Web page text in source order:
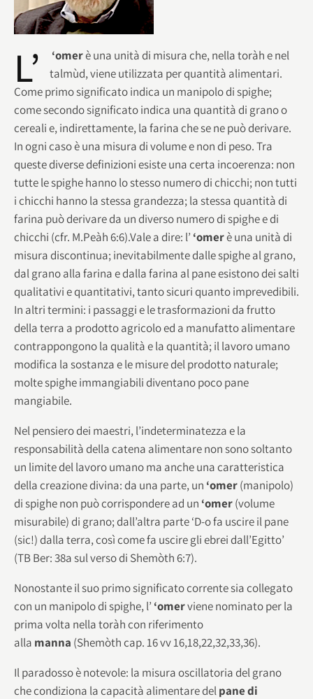
L’ ‘omerè una unità di misura che, nella toràh e nel
talmùd, viene utilizzata per quantità alimentari.
Come primo significato indica un manipolo di spighe;
come secondo significato indica una quantità di grano o
cereali e, indirettamente, la farina che se ne può derivare.
In ogni caso è una misura di volume e non di peso. Tra
queste diverse definizioni esiste una certa incoerenza: non
tutte le spighe hanno lo stesso numero di chicchi; non tutti
i chicchi hanno la stessa grandezza; la stessa quantità di
farina può derivare da un diverso numero di spighe e di
chicchi (cfr. M.Peàh 6:6).Vale a dire: l’ ‘omerè una unità di
misura discontinua; inevitabilmente dalle spighe al grano,
dal grano alla farina e dalla farina al pane esistono dei salti
qualitativi e quantitativi, tanto sicuri quanto imprevedibili.
In altri termini: i passaggi e le trasformazioni da frutto
della terra a prodotto agricolo ed a manufatto alimentare
contrappongono la qualità e la quantità; il lavoro umano
modifica la sostanza e le misure del prodotto naturale;
molte spighe immangiabili diventano poco pane
mangiabile.
Nel pensiero dei maestri, l’indeterminatezza e la
responsabilità della catena alimentare non sono soltanto
un limite del lavoro umano ma anche una caratteristica
della creazione divina: da una parte, un ‘omer(manipolo)
di spighe non può corrispondere ad un ‘omer(volume
misurabile) di grano; dall’altra parte ‘D-o fa uscire il pane
(sic!) dalla terra, così come fa uscire gli ebrei dall’Egitto’
(TB Ber: 38a sul verso di Shemòth 6:7).
Nonostante il suo primo significato corrente sia collegato
con un manipolo di spighe, l’ ‘omerviene nominato per la
prima volta nella toràh con riferimento
alla manna (Shemòth cap. 16 vv 16,18,22,32,33,36).
Il paradosso è notevole: la misura oscillatoria del grano
che condiziona la capacità alimentare delpane di